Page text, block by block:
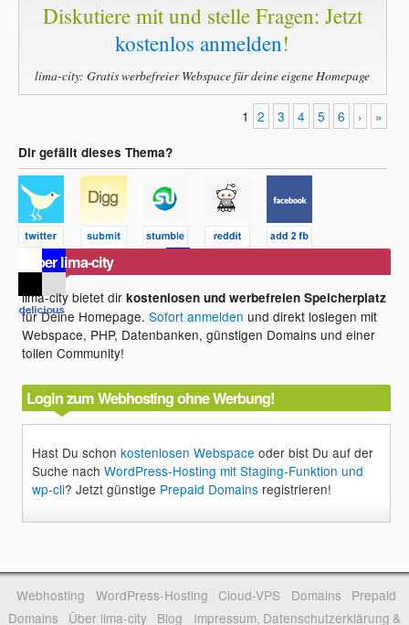
Diskutiere mit und stelle Fragen: Jetzt
kostenlos anmelden!
lima-city: Gratis werbefreier Webspace für deine eigene Homepage
1 2 3 4 5 6 › »
Dir gefällt dieses Thema?
Über lima-city
lima-city bietet dirkostenlosen und werbefreien Speicherplatz
für Deine Homepage.Sofort anmelden und direkt loslegen mit
Webspace, PHP, Datenbanken, günstigen Domains und einer
tollen Community!
Login zum Webhosting ohne Werbung!
Hast Du schonkostenlosen Webspace oder bist Du auf der
Suche nachWordPress-Hosting mit Staging-Funktion und
wp-cli? Jetzt günstige Prepaid Domains registrieren!
Webhosting WordPress-Hosting Cloud-VPS Domains
Prepaid
Domains
Über lima-city Blog Impressum, Datenschutzerklärung &